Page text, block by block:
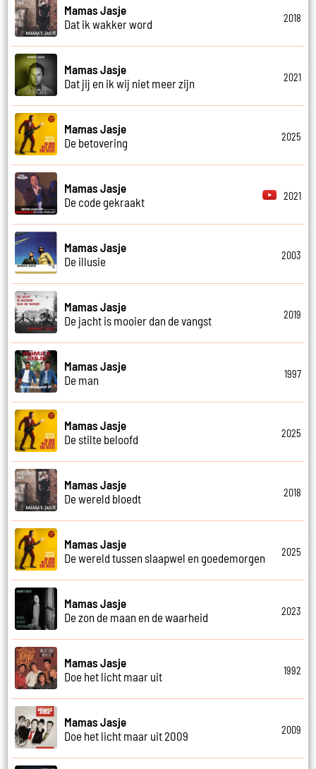
Mamas Jasje
Dat ik wakker word
2018
Mamas Jasje
Dat jij en ik wij niet meer zijn
2021
Mamas Jasje
De betovering
2025
Mamas Jasje
De code gekraakt
2021
Mamas Jasje
De illusie
2003
Mamas Jasje
De jacht is mooier dan de vangst
2019
Mamas Jasje
De man
1997
Mamas Jasje
De stilte beloofd
2025
Mamas Jasje
De wereld bloedt
2018
Mamas Jasje
De wereld tussen slaapwel en goedemorgen
2025
Mamas Jasje
De zon de maan en de waarheid
2023
Mamas Jasje
Doe het licht maar uit
1992
Mamas Jasje
Doe het licht maar uit 2009
2009